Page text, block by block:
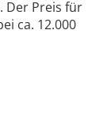
Der Preis für
ca. 12.000